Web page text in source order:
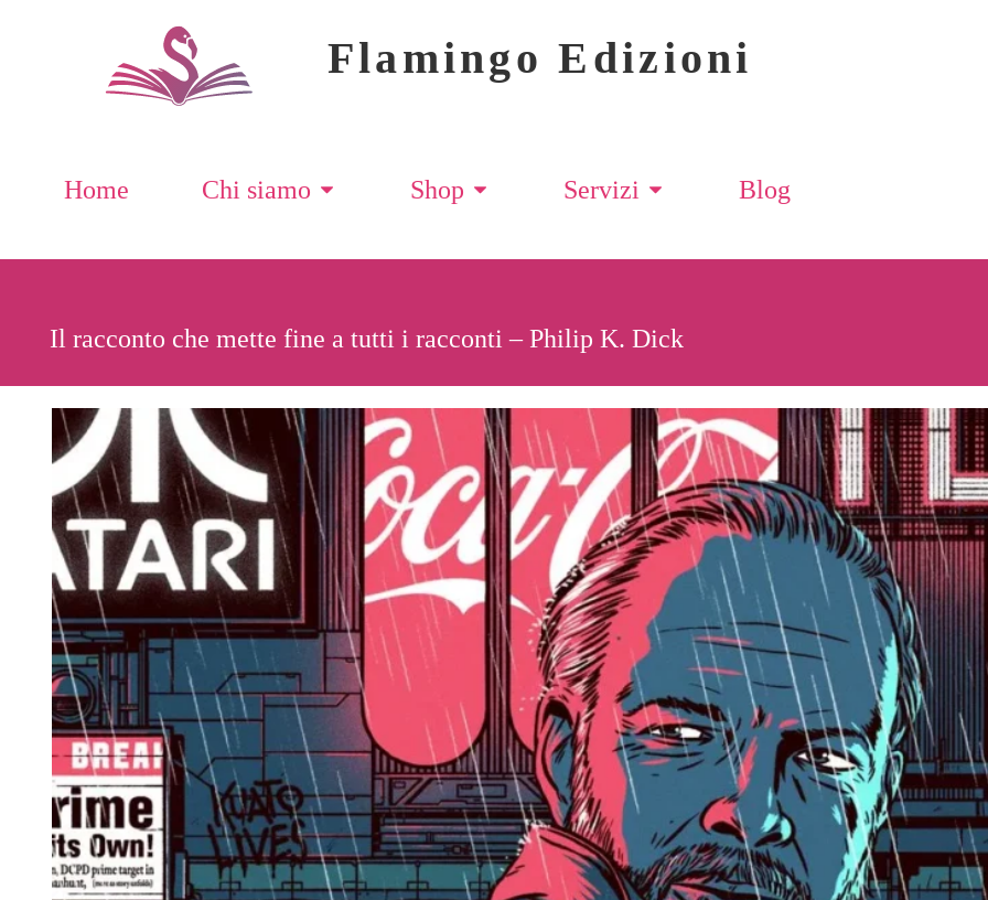
Flamingo Edizioni
Home Chi siamo Shop Servizi Blog
Il racconto che mette fine a tutti i racconti – Philip K. Dick